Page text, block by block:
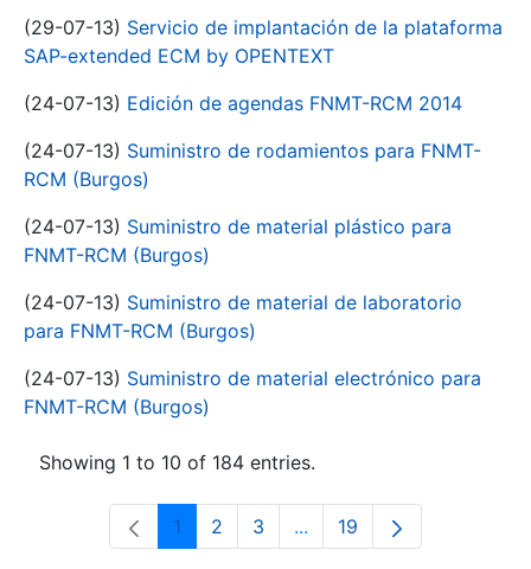
(29-07-13) Servicio de implantación de la plataforma
SAP-extended ECM by OPENTEXT
(24-07-13) Edición de agendas FNMT-RCM 2014
(24-07-13) Suministro de rodamientos para FNMT-
RCM (Burgos)
(24-07-13) Suministro de material plástico para
FNMT-RCM (Burgos)
(24-07-13) Suministro de material de laboratorio
para FNMT-RCM (Burgos)
(24-07-13) Suministro de material electrónico para
FNMT-RCM (Burgos)
Showing 1 to 10 of 184 entries.
Page
1 Page
2 Page
3 ...Intermediate Pages Use
Page
19